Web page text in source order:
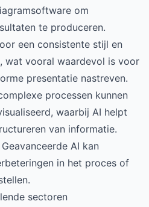
om
te produceren.
een consistente stijl en
wat vooral waardevol is voor
presentatie nastreven.
processen kunnen
waarbij AI helpt
van informatie.
Geavanceerde AI kan
in het proces of
sectoren